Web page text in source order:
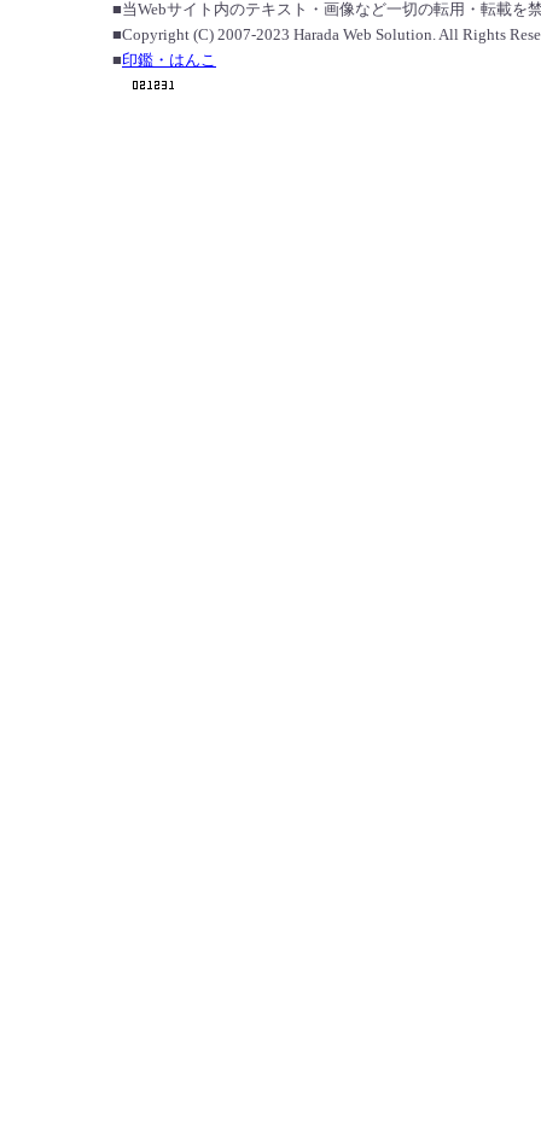
■当Webサイト内のテキスト・画像など一切の転用・転載を
■Copyright (C) 2007-2023 Harada Web Solution. All Rights
■印鑑・はんこ